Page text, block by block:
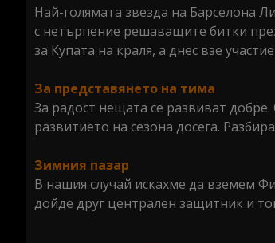
Най-голямата звезда на Барселона
с нетърпение решаващите битки
за Купата на краля, а днес взе
За представянето на тима
За радост нещата се развиват
развитието на сезона досега.
Зимния пазар
В нашия случай искахме да вземем
дойде друг централен защитник и